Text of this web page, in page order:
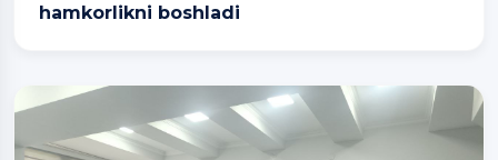
hamkorlikni boshladi